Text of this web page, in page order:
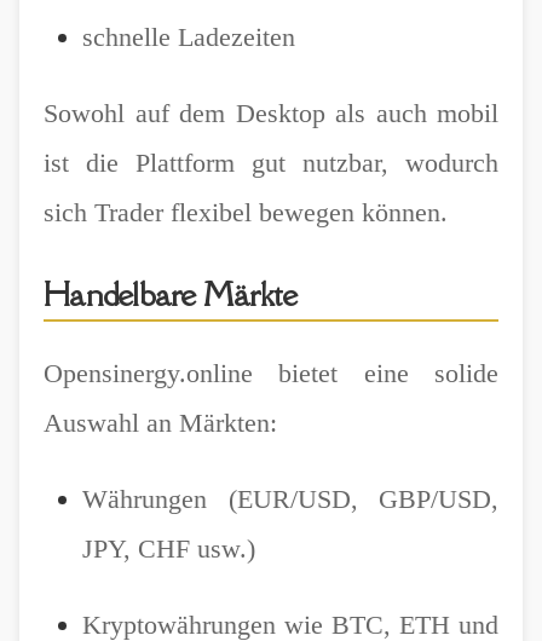
schnelle Ladezeiten
Sowohl auf dem Desktop als auch mobil
ist die Plattform gut nutzbar, wodurch
sich Trader flexibel bewegen können.
Handelbare Märkte
Opensinergy.online bietet eine solide
Auswahl an Märkten:
Währungen (EUR/USD, GBP/USD,
JPY, CHF usw.)
Kryptowährungen wie BTC, ETH und